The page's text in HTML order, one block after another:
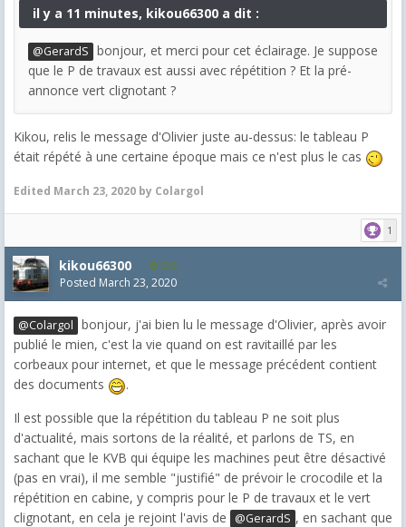
il y a 11 minutes, kikou66300 a dit :
@GerardS bonjour, et merci pour cet éclairage. Je suppose
que le P de travaux est aussi avec répétition ? Et la pré-
annonce vert clignotant ?
Kikou, relis le message d'Olivier juste au-dessus: le tableau P
était répété à une certaine époque mais ce n'est plus le cas
Edited March 23, 2020 by Colargol
1
kikou66300 538
Posted March 23, 2020
@Colargol bonjour, j'ai bien lu le message d'Olivier, après avoir
publié le mien, c'est la vie quand on est ravitaillé par les
corbeaux pour internet, et que le message précédent contient
des documents
.
Il est possible que la répétition du tableau P ne soit plus
d'actualité, mais sortons de la réalité, et parlons de TS, en
sachant que le KVB qui équipe les machines peut être désactivé
(pas en vrai), il me semble "justifié" de prévoir le crocodile et la
répétition en cabine, y compris pour le P de travaux et le vert
clignotant, en cela je rejoint l'avis de
@GerardS , en sachant que